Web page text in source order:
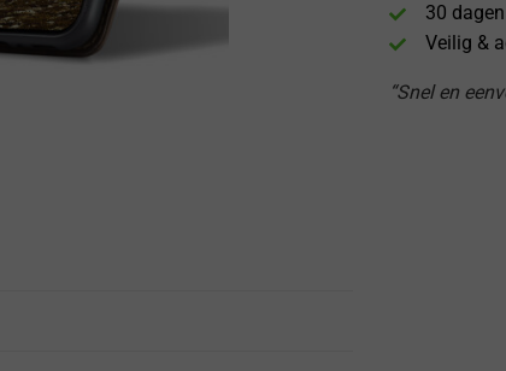
30
Veilig &
“Snel en